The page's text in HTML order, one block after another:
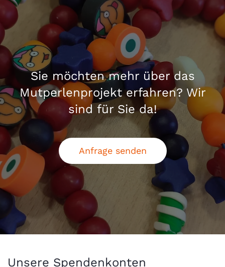
Sie möchten mehr über das
Mutperlenprojekt erfahren? Wir
sind für Sie da!
Anfrage senden
Unsere Spendenkonten